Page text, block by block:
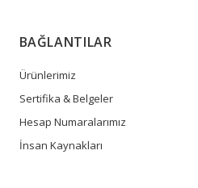
BAĞLANTILAR
Ürünlerimiz
Sertifika & Belgeler
Hesap Numaralarımız
İnsan Kaynakları